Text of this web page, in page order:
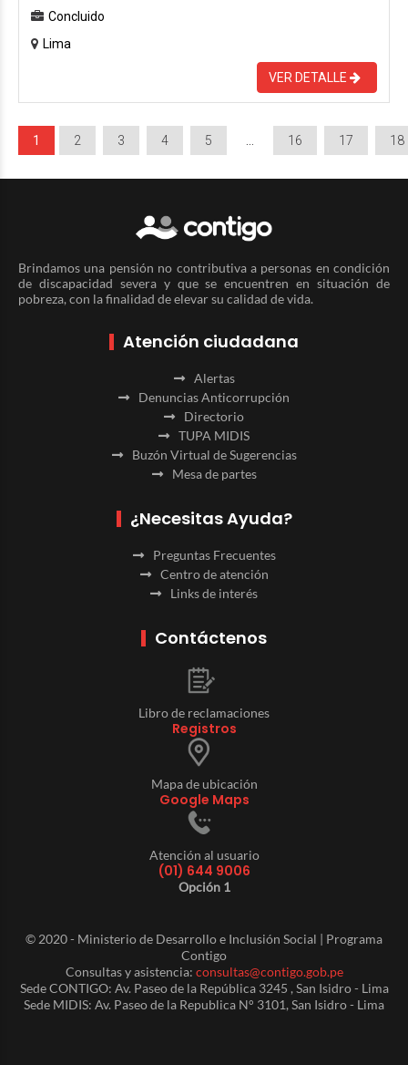
Concluido
Lima
VER DETALLE
1 2 3 4 5 16 17 18
Brindamos una pensión no contributiva a personas en condición
de discapacidad severa y que se encuentren en situación de
pobreza, con la finalidad de elevar su calidad de vida.
Atención ciudadana
Alertas
Denuncias Anticorrupción
Directorio
TUPA MIDIS
Buzón Virtual de Sugerencias
Mesa de partes
¿Necesitas Ayuda?
Preguntas Frecuentes
Centro de atención
Links de interés
Contáctenos
Libro de reclamaciones
Registros
Mapa de ubicación
Google Maps
Atención al usuario
(01) 644 9006
Opción 1
© 2020 - Ministerio de Desarrollo e Inclusión Social | Programa
Contigo
Consultas y asistencia: consultas@contigo.gob.pe
Sede CONTIGO: Av. Paseo de la República 3245 , San Isidro - Lima
Sede MIDIS: Av. Paseo de la Republica N° 3101, San Isidro - Lima